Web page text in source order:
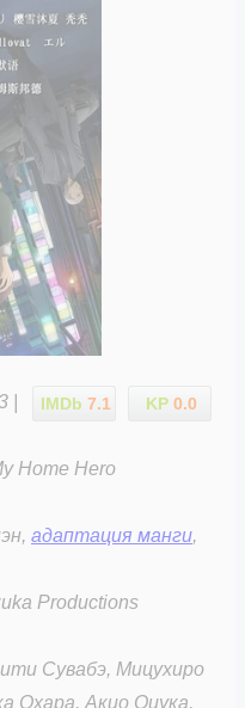
KP 0.0
IMDb 7.1
|
Home Hero
адаптация манги,
Productions
Сувабэ, Мицухиро
Охара, Акио Оцука,